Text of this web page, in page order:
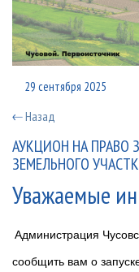
29 сентября 2025
Назад
АУКЦИОН НА ПРАВО
ЗЕМЕЛЬНОГО
Уважаемые
Администрация
сообщить вам о